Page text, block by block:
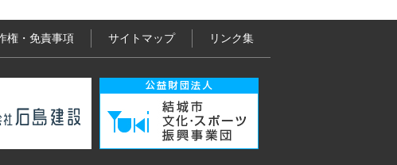
リンク集
サイトマップ
権・免責事項